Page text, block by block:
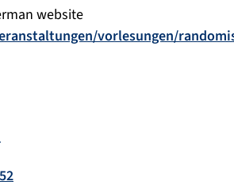
website
vorlesungen/